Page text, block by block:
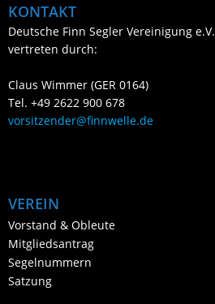
KONTAKT
Deutsche Finn Segler Vereinigung e.V.
vertreten durch:
Claus Wimmer (GER 0164)
Tel. +49 2622 900 678
vorsitzender@finnwelle.de
VEREIN
Vorstand & Obleute
Mitgliedsantrag
Segelnummern
Satzung